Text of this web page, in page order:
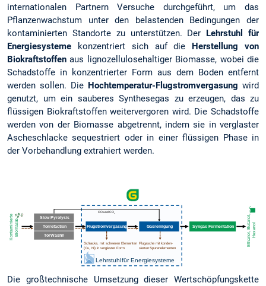
internationalen Partnern Versuche durchgeführt, um das
Pflanzenwachstum unter den belastenden Bedingungen der
kontaminierten Standorte zu unterstützen. Der Lehrstuhl für
Energiesysteme konzentriert sich auf die Herstellung von
Biokraftstoffen aus lignozellulosehaltiger Biomasse, wobei die
Schadstoffe in konzentrierter Form aus dem Boden entfernt
werden sollen. Die Hochtemperatur-Flugstromvergasung wird
genutzt, um ein sauberes Synthesegas zu erzeugen, das zu
flüssigen Biokraftstoffen weitervergoren wird. Die Schadstoffe
werden von der Biomasse abgetrennt, indem sie in verglaster
Ascheschlacke sequestriert oder in einer flüssigen Phase in
der Vorbehandlung extrahiert werden.
Die großtechnische Umsetzung dieser Wertschöpfungskette